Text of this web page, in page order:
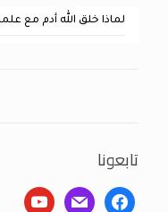
لماذا خلق الله أدم مع
تابعونا
facebook
mail
youtube